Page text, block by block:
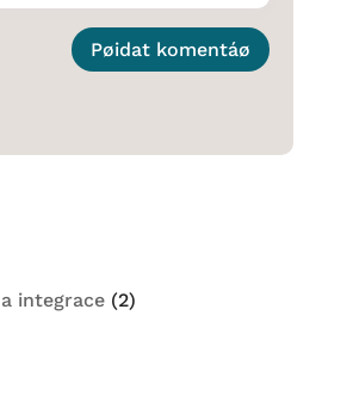
Pøidat komentáø
integrace(2)